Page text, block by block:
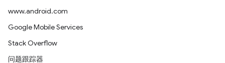
www.android.com
Google Mobile Services
Stack Overflow
问题跟踪器